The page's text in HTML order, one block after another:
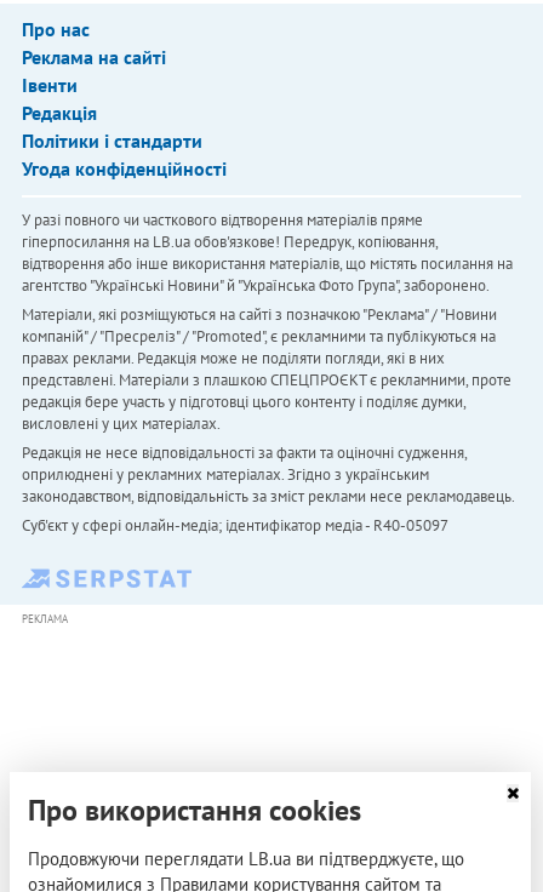
Про нас
Реклама на сайті
Івенти
Редакція
Політики і стандарти
Угода конфіденційності
У разі повного чи часткового відтворення матеріалів пряме
гіперпосилання на LB.ua обов'язкове! Передрук, копіювання,
відтворення або інше використання матеріалів, що містять посилання на
агентство "Українськi Новини" й "Українська Фото Група", заборонено.
Матеріали, які розміщуються на сайті з позначкою "Реклама" / "Новини
компаній" / "Пресреліз" / "Promoted", є рекламними та публікуються на
правах реклами. Редакція може не поділяти погляди, які в них
представлені. Матеріали з плашкою СПЕЦПРОЄКТ є рекламними, проте
редакція бере участь у підготовці цього контенту і поділяє думки,
висловлені у цих матеріалах.
Редакція не несе відповідальності за факти та оціночні судження,
оприлюднені у рекламних матеріалах. Згідно з українським
законодавством, відповідальність за зміст реклами несе рекламодавець.
Cуб'єкт у сфері онлайн-медіа; ідентифікатор медіа - R40-05097
РЕКЛАМА
Про використання cookies
Продовжуючи переглядати LB.ua ви підтверджуєте, що
ознайомилися з Правилами користування сайтом та